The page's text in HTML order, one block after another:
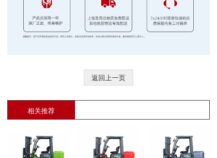
返回上一页
相关推荐